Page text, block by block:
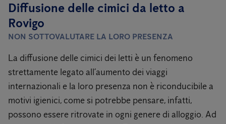
Diffusione delle cimici da letto a
Rovigo
NON SOTTOVALUTARE LA LORO PRESENZA
La diffusione delle cimici dei letti è un fenomeno
strettamente legato all’aumento dei viaggi
internazionali e la loro presenza non è riconducibile a
motivi igienici, come si potrebbe pensare, infatti,
possono essere ritrovate in ogni genere di alloggio. Ad